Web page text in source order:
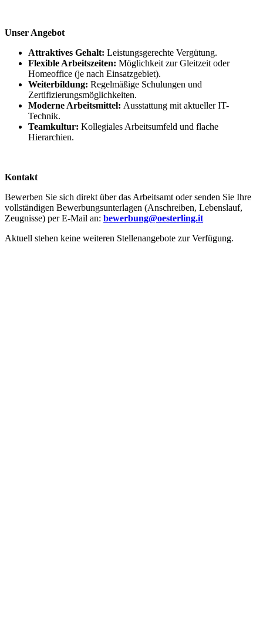
Unser Angebot
Attraktives Gehalt: Leistungsgerechte Vergütung.
Flexible Arbeitszeiten: Möglichkeit zur Gleitzeit oder
Homeoffice (je nach Einsatzgebiet).
Weiterbildung: Regelmäßige Schulungen und
Zertifizierungsmöglichkeiten.
Moderne Arbeitsmittel: Ausstattung mit aktueller IT-
Technik.
Teamkultur: Kollegiales Arbeitsumfeld und flache
Hierarchien.
Kontakt
Bewerben Sie sich direkt über das Arbeitsamt oder senden Sie Ihre
vollständigen Bewerbungsunterlagen (Anschreiben, Lebenslauf,
Zeugnisse) per E-Mail an: bewerbung@oesterling.it
Aktuell stehen keine weiteren Stellenangebote zur Verfügung.